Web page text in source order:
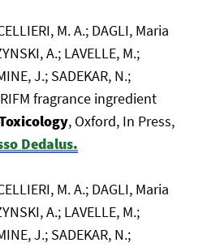
M. A.; DAGLI, Maria
A.; LAVELLE, M.;
J.; SADEKAR, N.;
RIFM fragrance ingredient
, Oxford, In Press,
Dedalus.
M. A.; DAGLI, Maria
A.; LAVELLE, M.;
J.; SADEKAR, N.;